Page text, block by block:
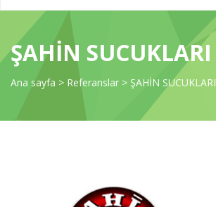
ŞAHİN SUCUKLARI
Ana sayfa > Referanslar > ŞAHİN SUCUKLARI